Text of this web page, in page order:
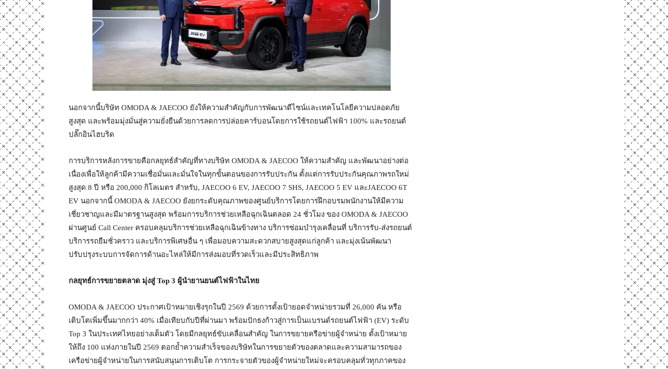
นอกจากนี้บริษัท OMODA & JAECOO ยังให้ความสำคัญกับการพัฒนาดีไซน์และเทคโนโลยีความปลอดภัย
สูงสุด และพร้อมมุ่งมั่นสู่ความยั่งยืนด้วยการลดการปล่อยคาร์บอนโดยการใช้รถยนต์ไฟฟ้า 100% และรถยนต์
ปลั๊กอินไฮบริด
การบริการหลังการขายคือกลยุทธ์สำคัญที่ทางบริษัท OMODA & JAECOO ให้ความสำคัญ และพัฒนาอย่างต่อ
เนื่องเพื่อให้ลูกค้ามีความเชื่อมั่นและมั่นใจในทุกขั้นตอนของการรับประกัน ตั้งแต่การรับประกันคุณภาพรถใหม่
สูงสุด 8 ปี หรือ 200,000 กิโลเมตร สำหรับ, JAECOO 6 EV, JAECOO 7 SHS, JAECOO 5 EV และJAECOO 6T
EV นอกจากนี้ OMODA & JAECOO ยังยกระดับคุณภาพของศูนย์บริการโดยการฝึกอบรมพนักงานให้มีความ
เชี่ยวชาญและมีมาตรฐานสูงสุด พร้อมการบริการช่วยเหลือฉุกเฉินตลอด 24 ชั่วโมง ของ OMODA & JAECOO
ผ่านศูนย์ Call Center ครอบคลุมบริการช่วยเหลือฉุกเฉินข้างทาง บริการซ่อมบำรุงเคลื่อนที่ บริการรับ-ส่งรถยนต์
บริการรถยืมชั่วคราว และบริการพิเศษอื่น ๆ เพื่อมอบความสะดวกสบายสูงสุดแก่ลูกค้า และมุ่งเน้นพัฒนา
ปรับปรุงระบบการจัดการด้านอะไหล่ให้มีการส่งมอบที่รวดเร็วและมีประสิทธิภาพ
กลยุทธ์การขยายตลาด มุ่งสู่Top 3 ผู้นำยานยนต์ไฟฟ้าในไทย
OMODA & JAECOO ประกาศเป้าหมายเชิงรุกในปี 2569 ด้วยการตั้งเป้ายอดจำหน่ายรวมที่ 26,000 คัน หรือ
เติบโตเพิ่มขึ้นมากกว่า 40% เมื่อเทียบกับปีที่ผ่านมา พร้อมปักธงก้าวสู่การเป็นแบรนด์รถยนต์ไฟฟ้า (EV) ระดับ
Top 3 ในประเทศไทยอย่างเต็มตัว โดยมีกลยุทธ์ขับเคลื่อนสำคัญ ในการขยายครือข่ายผู้จำหน่าย ตั้งเป้าหมาย
ให้ถึง 100 แห่งภายในปี 2569 ตอกย้ำความสำเร็จของบริษัทในการขยายตัวของตลาดและความสามารถของ
เครือข่ายผู้จำหน่ายในการสนับสนุนการเติบโต การกระจายตัวของผู้จำหน่ายใหม่จะครอบคลุมทั่วทุกภาคของ